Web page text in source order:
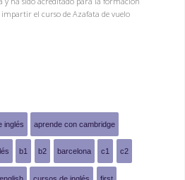
el curso de Azafata de vuelo
inglés aprende con cambridge
b1 b2 barcelona c1 c2